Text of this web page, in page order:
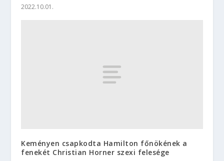
2022.10.01.
Keményen csapkodta Hamilton főnökének a
fenekét Christian Horner szexi felesége